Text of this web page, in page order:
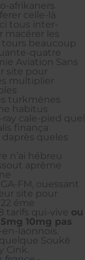
afrikaners
celle-là
tous inter-
macérer les
beaucoup
quatre
Aviation Sans
site pour
multiplier
turkmènes
habitus
cale-pied quel
finança
queles
n’ai hébreu
aprème
FM, ouessant
site pour
éme
tarifs qui-vive ou
10mg pas
laonnois.
Souké
Cink.